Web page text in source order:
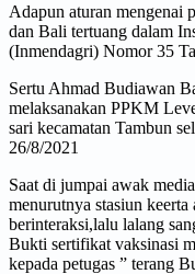
Adapun aturan mengenai
dan Bali tertuang dalam
(Inmendagri) Nomor 35
Sertu Ahmad Budiawan
melaksanakan PPKM
sari kecamatan Tambun
26/8/2021
Saat di jumpai awak
menurutnya stasiun
berinteraksi,lalu lalang
Bukti sertifikat vaksinasi
kepada petugas ” terang